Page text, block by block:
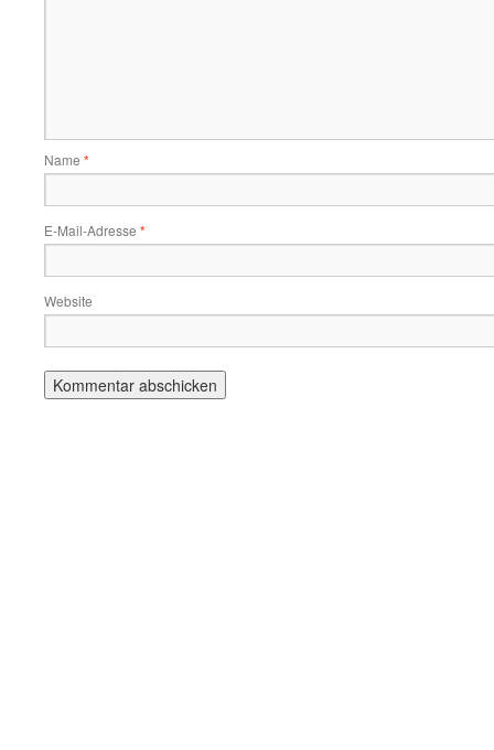
Name *
E-Mail-Adresse *
Website